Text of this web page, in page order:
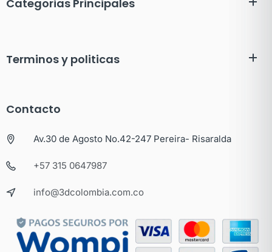
Categorias Principales
Terminos y politicas
Contacto
Av.30 de Agosto No.42-247 Pereira- Risaralda
+57 315 0647987
info@3dcolombia.com.co